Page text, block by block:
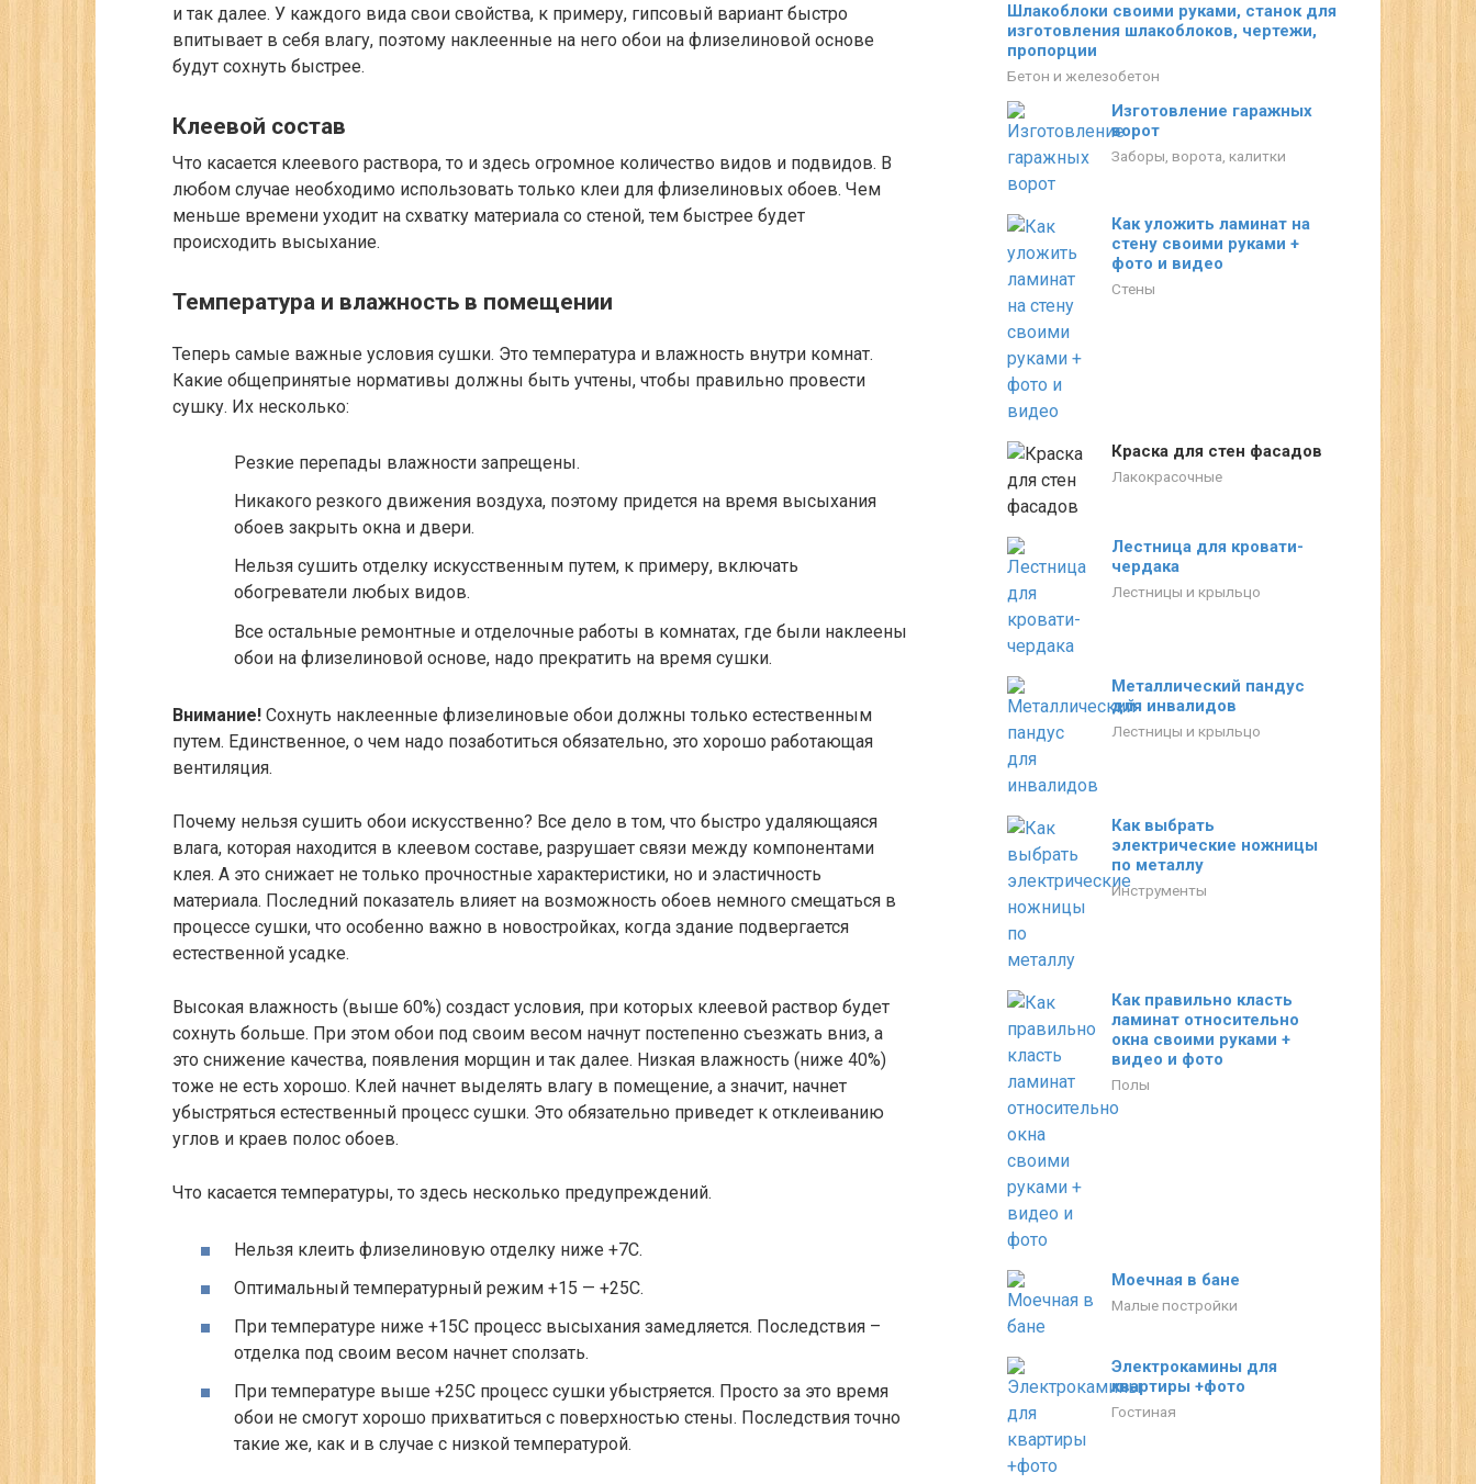
и так далее. У каждого вида свои свойства, к примеру, гипсовый вариант быстро
впитывает в себя влагу, поэтому наклеенные на него обои на флизелиновой основе
будут сохнуть быстрее.
Клеевой состав
Что касается клеевого раствора, то и здесь огромное количество видов и подвидов. В
любом случае необходимо использовать только клеи для флизелиновых обоев. Чем
меньше времени уходит на схватку материала со стеной, тем быстрее будет
происходить высыхание.
Температура и влажность в помещении
Теперь самые важные условия сушки. Это температура и влажность внутри комнат.
Какие общепринятые нормативы должны быть учтены, чтобы правильно провести
сушку. Их несколько:
Резкие перепады влажности запрещены.
Никакого резкого движения воздуха, поэтому придется на время высыхания
обоев закрыть окна и двери.
Нельзя сушить отделку искусственным путем, к примеру, включать
обогреватели любых видов.
Все остальные ремонтные и отделочные работы в комнатах, где были наклеены
обои на флизелиновой основе, надо прекратить на время сушки.
Внимание! Сохнуть наклеенные флизелиновые обои должны только естественным
путем. Единственное, о чем надо позаботиться обязательно, это хорошо работающая
вентиляция.
Почему нельзя сушить обои искусственно? Все дело в том, что быстро удаляющаяся
влага, которая находится в клеевом составе, разрушает связи между компонентами
клея. А это снижает не только прочностные характеристики, но и эластичность
материала. Последний показатель влияет на возможность обоев немного смещаться в
процессе сушки, что особенно важно в новостройках, когда здание подвергается
естественной усадке.
Высокая влажность (выше 60%) создаст условия, при которых клеевой раствор будет
сохнуть больше. При этом обои под своим весом начнут постепенно съезжать вниз, а
это снижение качества, появления морщин и так далее. Низкая влажность (ниже 40%)
тоже не есть хорошо. Клей начнет выделять влагу в помещение, а значит, начнет
убыстряться естественный процесс сушки. Это обязательно приведет к отклеиванию
углов и краев полос обоев.
Что касается температуры, то здесь несколько предупреждений.
Нельзя клеить флизелиновую отделку ниже +7С.
Оптимальный температурный режим +15 — +25С.
При температуре ниже +15С процесс высыхания замедляется. Последствия –
отделка под своим весом начнет сползать.
При температуре выше +25С процесс сушки убыстряется. Просто за это время
обои не смогут хорошо прихватиться с поверхностью стены. Последствия точно
такие же, как и в случае с низкой температурой.
Шлакоблоки своими руками, станок для
изготовления шлакоблоков, чертежи,
пропорции
Бетон и железобетон
Изготовление гаражных
ворот
Заборы, ворота, калитки
Как уложить ламинат на
стену своими руками +
фото и видео
Стены
Краска для стен фасадов
Лакокрасочные
Лестница для кровати-
чердака
Лестницы и крыльцо
Металлический пандус
для инвалидов
Лестницы и крыльцо
Как выбрать
электрические ножницы
по металлу
Инструменты
Как правильно класть
ламинат относительно
окна своими руками +
видео и фото
Полы
Моечная в бане
Малые постройки
Электрокамины для
квартиры +фото
Гостиная